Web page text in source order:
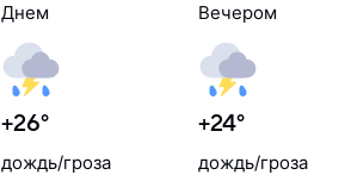
Днем
+26°
дождь/гроза
Вечером
+24°
дождь/гроза